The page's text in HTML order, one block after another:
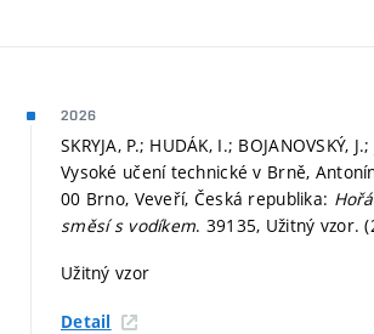
2026
SKRYJA, P.; HUDÁK, I.; BOJANOVSKÝ,
Vysoké učení technické v Brně,
00 Brno, Veveří, Česká republika:
směsí s vodíkem. 39135, Užitný vzor.
Užitný vzor
Detail